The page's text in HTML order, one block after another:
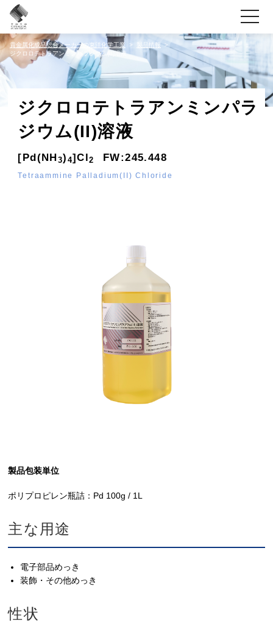
toggle
貴金属化成品総合メーカーの東洋化学工業
製品情報
ジクロロテトラアンミンパラジウム(II)溶液
ジクロロテトラアンミンパラ
ジウム(II)溶液
[Pd(NH3) 4]Cl2 FW:245.448
Tetraammine Palladium(II) Chloride
製品包装単位
ポリプロピレン瓶詰：Pd 100g / 1L
主な用途
電子部品めっき
装飾・その他めっき
性状